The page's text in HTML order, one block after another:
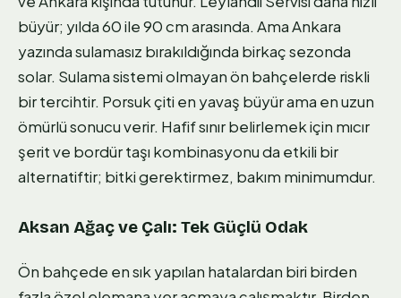
büyür; yılda 60 ile 90 cm arasında. Ama Ankara
yazında sulamasız bırakıldığında birkaç sezonda
solar. Sulama sistemi olmayan ön bahçelerde riskli
bir tercihtir. Porsuk çiti en yavaş büyür ama en uzun
ömürlü sonucu verir. Hafif sınır belirlemek için mıcır
şerit ve bordür taşı kombinasyonu da etkili bir
alternatiftir; bitki gerektirmez, bakım minimumdur.
Aksan Ağaç ve Çalı: Tek Güçlü Odak
Ön bahçede en sık yapılan hatalardan biri birden